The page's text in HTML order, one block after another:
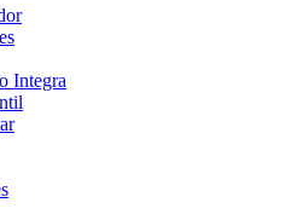
Integra